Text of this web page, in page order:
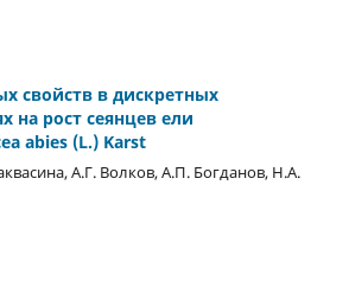
свойств в дискретных
рост сеянцев ели
abies (L.) Karst
А.Г. Волков, А.П. Богданов, Н.А.